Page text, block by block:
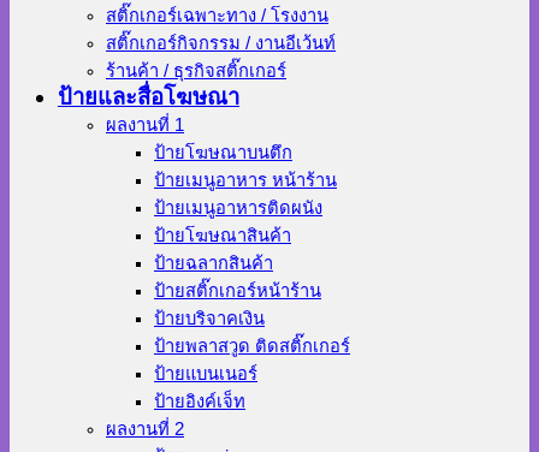
สติ๊กเกอร์เฉพาะทาง / โรงงาน
สติ๊กเกอร์กิจกรรม / งานอีเว้นท์
ร้านค้า / ธุรกิจสติ๊กเกอร์
ป้ายและสื่อโฆษณา
ผลงานที่ 1
ป้ายโฆษณาบนตึก
ป้ายเมนูอาหาร หน้าร้าน
ป้ายเมนูอาหารติดผนัง
ป้ายโฆษณาสินค้า
ป้ายฉลากสินค้า
ป้ายสติ๊กเกอร์หน้าร้าน
ป้ายบริจาคเงิน
ป้ายพลาสวูด ติดสติ๊กเกอร์
ป้ายแบนเนอร์
ป้ายอิงค์เจ็ท
ผลงานที่ 2